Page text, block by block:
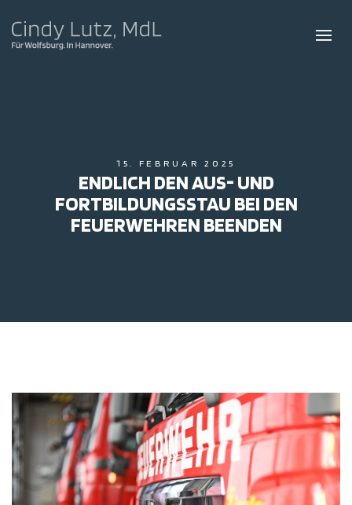
15. FEBRUAR 2025
ENDLICH DEN AUS- UND
FORTBILDUNGSSTAU BEI DEN
FEUERWEHREN BEENDEN